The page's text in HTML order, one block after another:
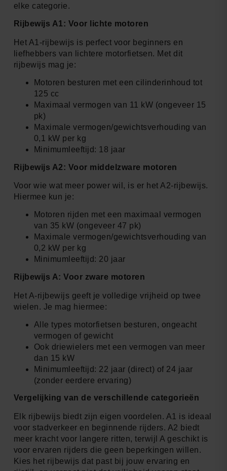
elke categorie.
Rijbewijs A1: Voor lichte motoren
Het A1-rijbewijs is perfect voor beginners en
liefhebbers van lichtere motorfietsen. Met dit
rijbewijs mag je:
Motoren besturen met een cilinderinhoud tot
125 cc
Maximaal vermogen van 11 kW (ongeveer 15
pk)
Maximale vermogen/gewichtsverhouding van
0,1 kW per kg
Minimumleeftijd: 18 jaar
Rijbewijs A2: Voor middelzware motoren
Voor wie wat meer power wil, is er het A2-rijbewijs.
Hiermee kun je:
Motoren rijden met een maximaal vermogen
van 35 kW (ongeveer 47 pk)
Maximale vermogen/gewichtsverhouding van
0,2 kW per kg
Minimumleeftijd: 20 jaar
Rijbewijs A: Voor zware motoren
Het A-rijbewijs geeft je volledige vrijheid op twee
wielen. Je mag hiermee:
Alle types motorfietsen besturen, ongeacht
vermogen of gewicht
Ook driewielers met een vermogen van meer
dan 15 kW
Minimumleeftijd: 22 jaar (direct) of 24 jaar
(zonder eerdere ervaring)
Vergelijking van de verschillende categorieën
Elk rijbewijs biedt zijn eigen voordelen. A1 is ideaal
voor stadverkeer en beginnende rijders. A2 biedt
meer kracht voor langere ritten, terwijl A geschikt is
voor ervaren rijders die geen beperkingen willen.
Kies het rijbewijs dat past bij jouw ervaring en